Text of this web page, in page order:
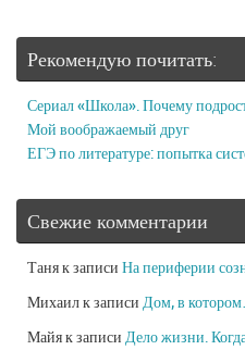
Рекомендую почитать:
Сериал «Школа». Почему
Мой воображаемый друг
ЕГЭ по литературе: попытка
Свежие комментарии
Таняк записи На периферии
Михаилк записи Дом, в
Майяк записи Дело жизни.